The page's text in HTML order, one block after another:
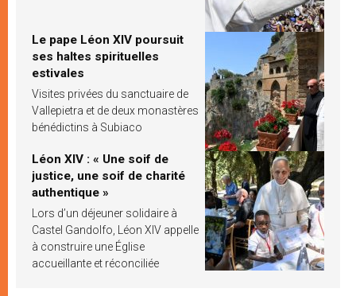
Le pape Léon XIV poursuit
ses haltes spirituelles
estivales
Visites privées du sanctuaire de
Vallepietra et de deux monastères
bénédictins à Subiaco
Léon XIV : « Une soif de
justice, une soif de charité
authentique »
Lors d’un déjeuner solidaire à
Castel Gandolfo, Léon XIV appelle
à construire une Église
accueillante et réconciliée